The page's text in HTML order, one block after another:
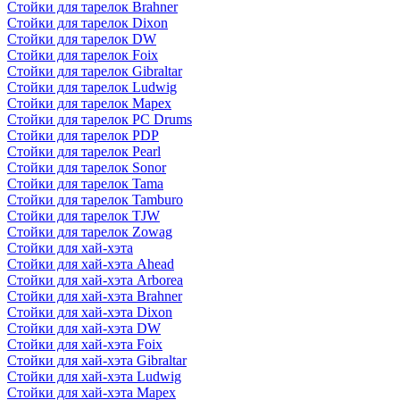
Стойки для тарелок Brahner
Стойки для тарелок Dixon
Стойки для тарелок DW
Стойки для тарелок Foix
Стойки для тарелок Gibraltar
Стойки для тарелок Ludwig
Стойки для тарелок Mapex
Стойки для тарелок PC Drums
Стойки для тарелок PDP
Стойки для тарелок Pearl
Стойки для тарелок Sonor
Стойки для тарелок Tama
Стойки для тарелок Tamburo
Стойки для тарелок TJW
Стойки для тарелок Zowag
Стойки для хай-хэта
Стойки для хай-хэта Ahead
Стойки для хай-хэта Arborea
Стойки для хай-хэта Brahner
Стойки для хай-хэта Dixon
Стойки для хай-хэта DW
Стойки для хай-хэта Foix
Стойки для хай-хэта Gibraltar
Стойки для хай-хэта Ludwig
Стойки для хай-хэта Mapex